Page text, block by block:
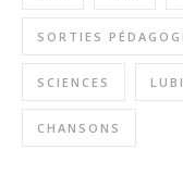
SORTIES
SCIENCES
CHANSONS